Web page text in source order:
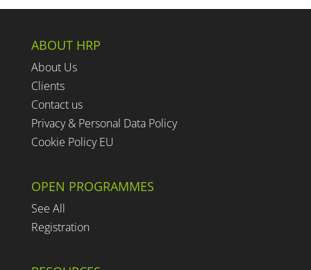
ABOUT HRP
About Us
Clients
Contact us
Privacy & Personal Data Policy
Cookie Policy EU
OPEN PROGRAMMES
See All
Registration